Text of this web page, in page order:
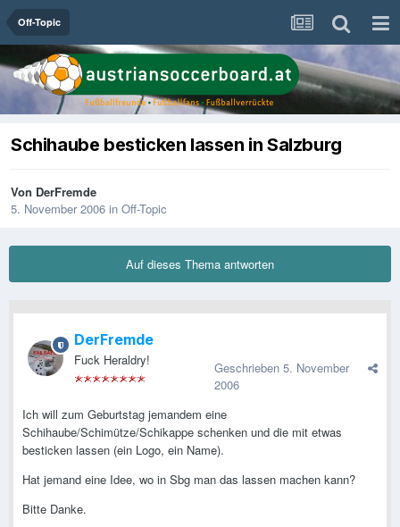
Off-Topic
Schihaube besticken lassen in Salzburg
Von DerFremde
5. November 2006 in Off-Topic
Auf dieses Thema antworten
DerFremde
Fuck Heraldry! Geschrieben 5. November
2006
Ich will zum Geburtstag jemandem eine
Schihaube/Schimütze/Schikappe schenken und die mit etwas
besticken lassen (ein Logo, ein Name).
Hat jemand eine Idee, wo in Sbg man das lassen machen kann?
Bitte Danke.